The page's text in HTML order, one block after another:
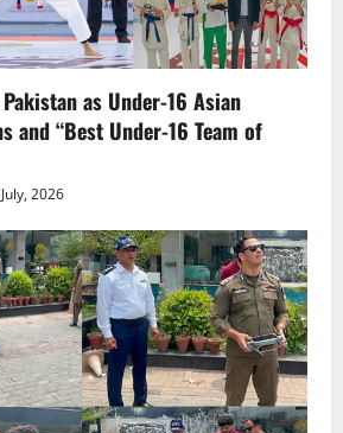
as Under-16 Asian
and “Best Under-16 Team of
2026